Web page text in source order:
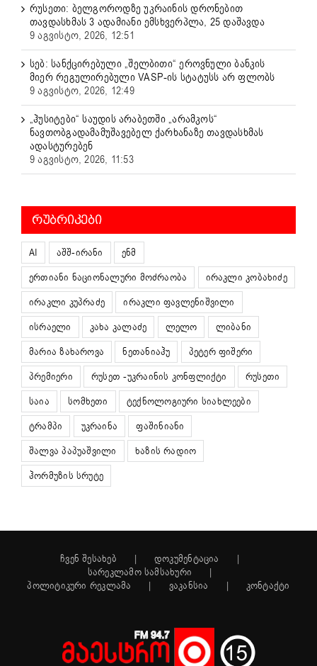
რუსეთი: ბელგოროდზე უკრაინის დრონებით
თავდასხმას 3 ადამიანი ემსხვერპლა, 25 დაშავდა
9 აგვისტო, 2026, 12:51
სებ: სანქცირებული „შელბითი“ ეროვნული ბანკის
მიერ რეგულირებული VASP-ის სტატუსს არ ფლობს
9 აგვისტო, 2026, 12:49
„ჰუსიტები“ საუდის არაბეთში „არამკოს“
ნავთობგადამამუშავებელ ქარხანაზე თავდასხმას
ადასტურებენ
9 აგვისტო, 2026, 11:53
ᲠᲣᲑᲠᲘᲙᲔᲑᲘ
AI აშშ-ირანი
ენმ
ერთიანი ნაციონალური მოძრაობა
ირაკლი კობახიძე
ირაკლი კუპრაძე
ირაკლი ფავლენიშვილი
ისრაელი
კახა კალაძე ლელო
ლიბანი
მარია ზახაროვა
ნეთანიაჰუ
პეტერ ფიშერი
პრემიერი
რუსეთ -უკრაინის კონფლიქტი
რუსეთი
საია
სომხეთი
ტექნოლოგიური სიახლეები
ტრამპი
უკრაინა
ფაშინიანი
შალვა პაპუაშვილი
ხაზის რადიო
ჰორმუზის სრუტე
ჩვენ შესახებ
დოკუმენტაცია
სარეკლამო სამსახური
პოლიტიკური რეკლამა
ვაკანსია კონტაქტი